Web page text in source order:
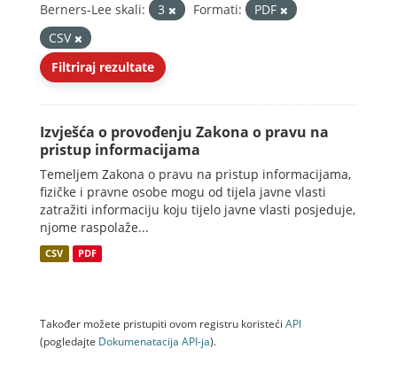
Berners-Lee skali:
3 Formati:
PDF
CSV
Filtriraj rezultate
Izvješća o provođenju Zakona o pravu na
pristup informacijama
Temeljem Zakona o pravu na pristup informacijama,
fizičke i pravne osobe mogu od tijela javne vlasti
zatražiti informaciju koju tijelo javne vlasti posjeduje,
njome raspolaže...
CSV PDF
Također možete pristupiti ovom registru koristeći API
(pogledajte Dokumenаtаcijа API-jа).